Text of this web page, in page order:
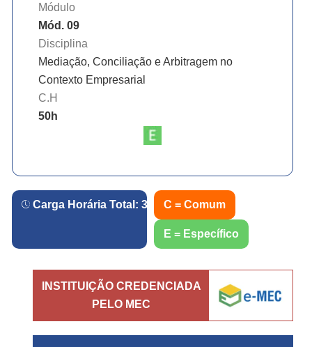
Módulo
Mód. 09
Disciplina
Mediação, Conciliação e Arbitragem no
Contexto Empresarial
C.H
50h
Carga Horária Total: 360 h.
C = Comum
E = Específico
INSTITUIÇÃO CREDENCIADA
PELO MEC